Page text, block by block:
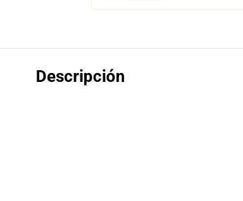
Descripción